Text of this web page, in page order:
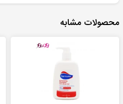
محصولات مشابه